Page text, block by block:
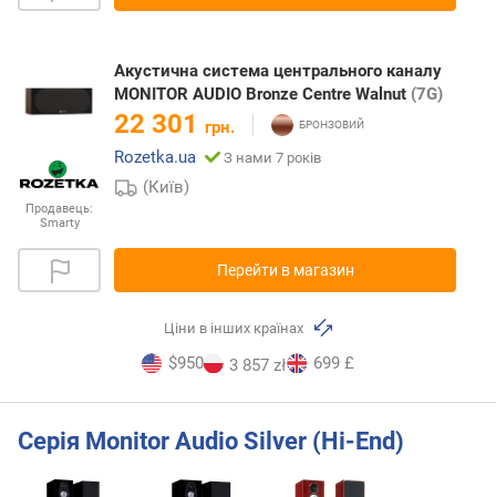
Продавець:
Smarty
Акустична система центрального каналу
MONITOR AUDIO Bronze Centre Walnut (7G)
22 301 грн.
Rozetka.ua
З нами 7 років
(Київ)
Перейти в магазин
Ціни в інших країнах
$950 3 857 zł 699 £
Серія Monitor Audio Silver (Hi-End)